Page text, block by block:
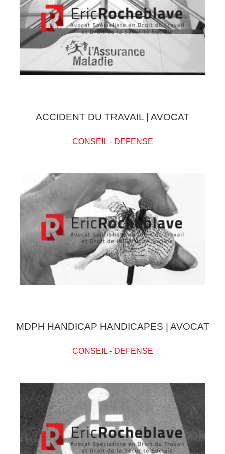
ACCIDENT DU TRAVAIL | AVOCAT
CONSEIL- DEFENSE
MDPH HANDICAP HANDICAPES | AVOCAT
CONSEIL- DEFENSE